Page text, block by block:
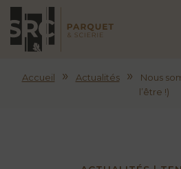
Accueil » Actualités»
Nous
l’être !)